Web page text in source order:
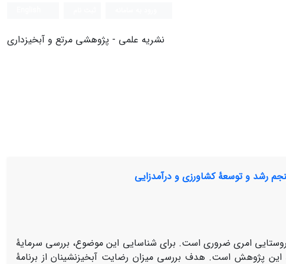
نشریه علمی - پژوهشی مرتع و آبخیزداری
رشد و توسعۀ کشاورزی و درآمدزایی
امری ضروری است. برای شناسایی این موضوع، بررسی سرمایۀ
این پژوهش است. هدف بررسی میزان رضایت آبخیزنشینان از برنامۀ